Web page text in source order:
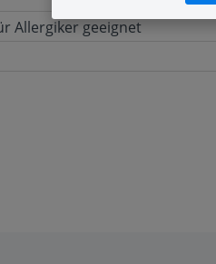
Allergiker geeignet